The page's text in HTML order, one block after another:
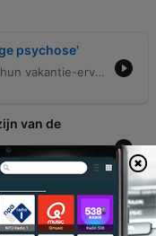
psychose'
Wierd Duk en Michiel Koijman bespreken hun vakantie-ervaringen in Spanje, waarbij ze kritiek uiten op de klimaatdiscussie, demografische veranderingen en de politieke situatie in regio's zoals Ceuta. De discussie behandelt ook controversiële onderwerpen zoals de Pride in Amsterdam en de neutraliteit van de staat. Verder wordt ingegaan op de invloed van sociale media op migratiestromen naar Nederland, vermeende fraude binnen de academische wereld bij Cambridge en de toenemende ideologische polarisatie in westerse instituties. De aflevering sluit af met een analyse van het westerse beleid ten opzichte van Rusland en de NAVO-uitbreiding.
van de
In deze aflevering bespreken de sprekers de impact van het WK voetbal op het nationale gevoel en koppelen zij de prestaties van teams aan de maatschappelijke staat van landen. De discussie behandelt de erfenis van Pim Fortuyn, de integratieproblematiek in Nederland en Zweden, en de onder druk staande plattelandscultuur. Daarnaast vindt er een diepgaande ethische reflectie plaats over late abortus, euthanasie en de verantwoordelijkheid van artsen. De aflevering sluit af met een analyse van geopolitieke spanningen tussen de VS, Iran en Turkije, evenals kritiek op het Nederlandse klimaatbeleid rondom airconditioning.
tribale